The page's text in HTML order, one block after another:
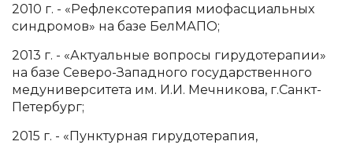
2010 г. - «Рефлексотерапия миофасциальных
синдромов» на базе БелМАПО;
2013 г. - «Актуальные вопросы гирудотерапии»
на базе Северо-Западного государственного
медуниверситета им. И.И. Мечникова, г.Санкт-
Петербург;
2015 г. - «Пунктурная гирудотерапия,